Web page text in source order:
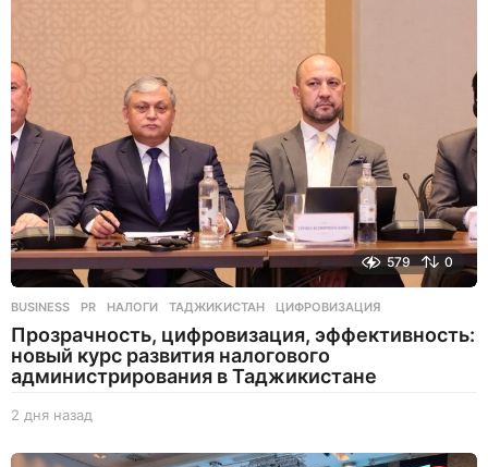
579 0
BUSINESS ,PR НАЛОГИ ,ТАДЖИКИСТАН ,ЦИФРОВИЗАЦИЯ
Прозрачность, цифровизация, эффективность:
новый курс развития налогового
администрирования в Таджикистане
2 дня назад
н